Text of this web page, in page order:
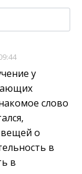
у
слово
вещей о
в
в